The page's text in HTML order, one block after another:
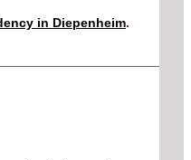
in Diepenheim.